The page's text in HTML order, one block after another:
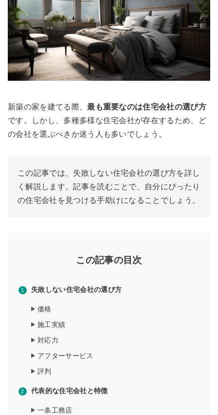
新築の家を建てる際、最も重要なのは住宅会社の選び方
です。しかし、多種多様な住宅会社が存在するため、ど
の会社を選ぶべきか迷う人も多いでしょう。
この記事では、失敗しない住宅会社の選び方を詳し
く解説します。記事を読むことで、自分にぴったり
の住宅会社を見つける手助けになることでしょう。
この記事の目次
失敗しない住宅会社の選び方
価格
施工実績
対応力
アフターサービス
評判
代表的な住宅会社と特徴
一条工務店